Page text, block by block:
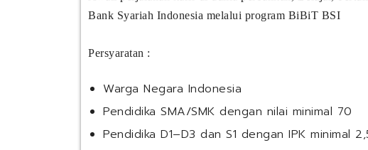
Bank Syariah Indonesia melalui program BiBiT BSI
Persyaratan :
Warga Negara Indonesia
Pendidika SMA/SMK dengan nilai minimal 70
Pendidika D1–D3 dan S1 dengan IPK minimal